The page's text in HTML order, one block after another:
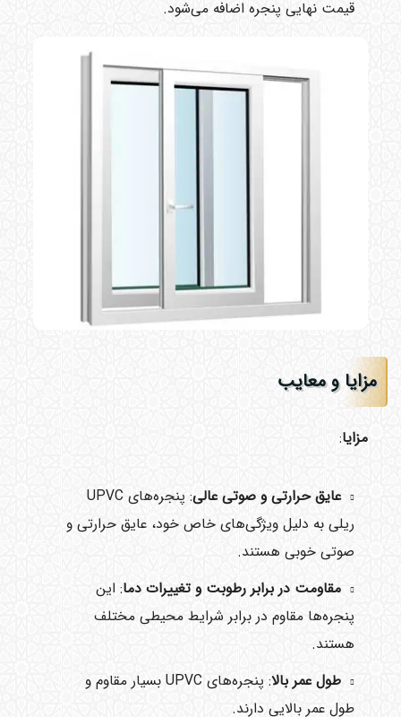
قیمت نهایی پنجره اضافه می‌شود.
مزایا و معایب
مزایا:
عایق حرارتی و صوتی عالی
: پنجره‌های UPVC
ریلی به دلیل ویژگی‌های خاص خود، عایق حرارتی و
صوتی خوبی هستند.
مقاومت در برابر رطوبت و تغییرات دما: این
پنجره‌ها مقاوم در برابر شرایط محیطی مختلف
هستند.
طول عمر بالا
: پنجره‌های UPVC بسیار مقاوم و
طول عمر بالایی دارند.